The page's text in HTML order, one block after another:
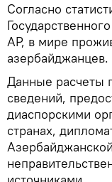
Согласно
АР, в мире
азербайджанцев.
Данные расчеты
сведений,
диаспорскими
странах,